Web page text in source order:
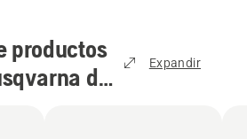
productos
de
Expandir